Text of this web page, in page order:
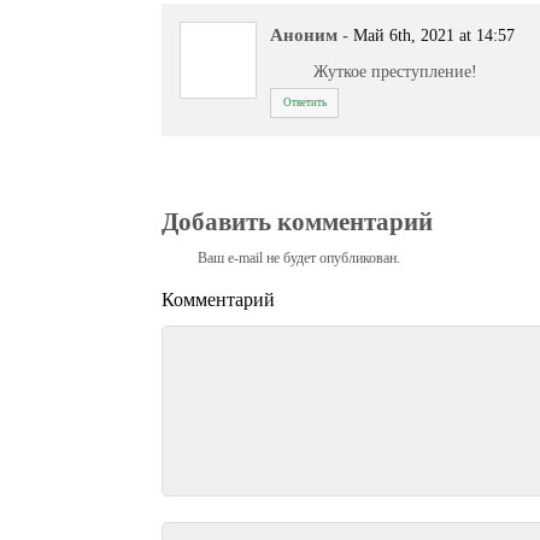
Аноним - Май 6th, 2021 at 14:57
Жуткое преступление!
Ответить
Добавить комментарий
Ваш e-mail не будет опубликован.
Комментарий